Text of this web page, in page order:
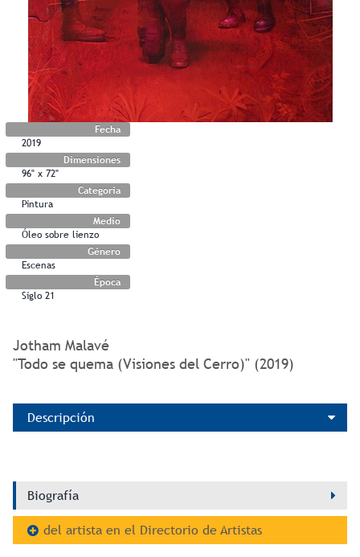
Fecha
2019
Dimensiones
96" x 72"
Categoría
Pintura
Medio
Óleo sobre lienzo
Género
Escenas
Época
Siglo 21
Jotham Malavé
"Todo se quema (Visiones del Cerro)" (2019)
Descripción
Biografía
del artista en el Directorio de Artistas